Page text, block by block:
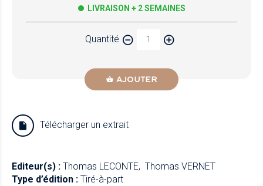
LIVRAISON + 2 SEMAINES
Quantité
AJOUTER
Télécharger un extrait
Editeur(s) : Thomas LECONTE
Thomas VERNET
Type d’édition : Tiré-à-part